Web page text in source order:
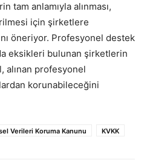
tam anlamıyla alınması,
için şirketlere
öneriyor. Profesyonel destek
eksikleri bulunan şirketlerin
alınan profesyonel
korunabileceğini
Verileri Koruma Kanunu KVKK